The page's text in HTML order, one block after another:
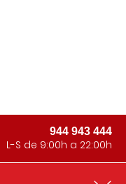
944 943 444
L-S de 9:00h a 22:00h